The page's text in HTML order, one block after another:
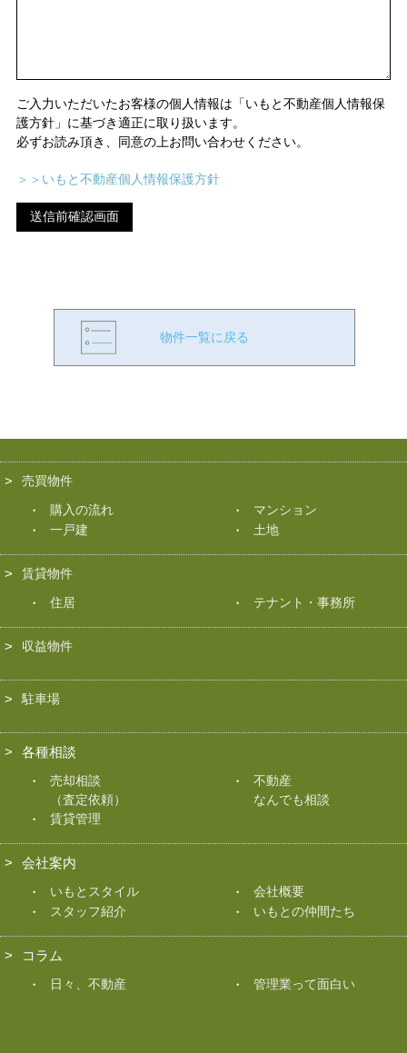
ご入力いただいたお客様の個人情報は「いもと不動産個人情報保
護方針」に基づき適正に取り扱います。
必ずお読み頂き、同意の上お問い合わせください。
＞＞いもと不動産個人情報保護方針
物件一覧に戻る
売買物件
購入の流れ
マンション
一戸建
土地
賃貸物件
住居
テナント・事務所
収益物件
駐車場
各種相談
売却相談
（査定依頼）
不動産
なんでも相談
賃貸管理
会社案内
いもとスタイル
会社概要
スタッフ紹介
いもとの仲間たち
コラム
日々、不動産 管理業って面白い